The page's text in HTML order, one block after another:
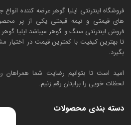
فروشگاه اینترنتی ایلیا گوهر عرضه کننده
های قیمتی و نیمه قیمتی یکی از پر
فروش اینترنتی سنگ و گوهر میباشد ایلیا
تا بهترین کیفیت با کمترین قیمت در اختیار
بگیرد.
امید است تا بتوانیم رضایت شما
لحظات خوبی را برایتان رقم زنیم.
دسته بندی محصولات